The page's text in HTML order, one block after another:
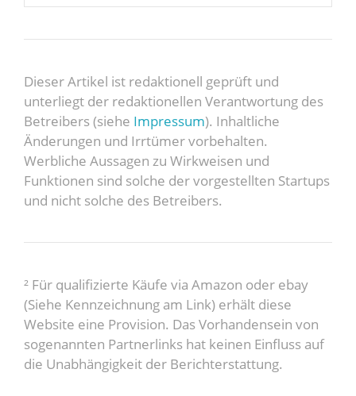
Dieser Artikel ist redaktionell geprüft und
unterliegt der redaktionellen Verantwortung des
Betreibers (siehe Impressum). Inhaltliche
Änderungen und Irrtümer vorbehalten.
Werbliche Aussagen zu Wirkweisen und
Funktionen sind solche der vorgestellten Startups
und nicht solche des Betreibers.
² Für qualifizierte Käufe via Amazon oder ebay
(Siehe Kennzeichnung am Link) erhält diese
Website eine Provision. Das Vorhandensein von
sogenannten Partnerlinks hat keinen Einfluss auf
die Unabhängigkeit der Berichterstattung.